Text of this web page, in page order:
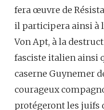
fera œuvre de
il participera ainsi à
Von Apt, à la
fasciste italien ainsi
caserne Guynemer
courageux
protégeront les juifs